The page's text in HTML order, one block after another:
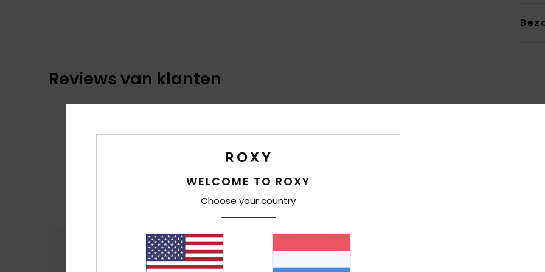
Reviews van klanten
gebaseerd op
Comfort
4.7
4.0
WELCOME TO ROXY
Choose your country